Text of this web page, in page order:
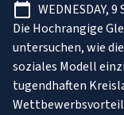
WEDNESDAY,
Die Hochrangige
untersuchen, wie
soziales Modell
tugendhaften